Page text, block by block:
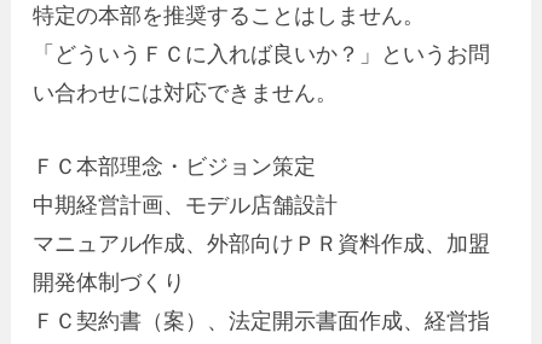
特定の本部を推奨することはしません。
「どういうＦＣに入れば良いか？」というお問
い合わせには対応できません。
ＦＣ本部理念・ビジョン策定
中期経営計画、モデル店舗設計
マニュアル作成、外部向けＰＲ資料作成、加盟
開発体制づくり
ＦＣ契約書（案）、法定開示書面作成、経営指